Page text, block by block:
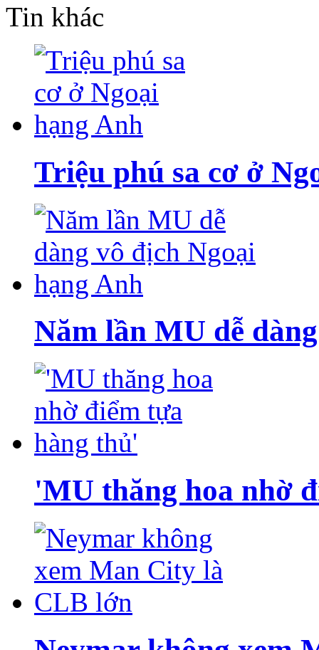
Tin khác
Triệu phú sa cơ ở
Năm lần MU dễ
'MU thăng hoa nhờ